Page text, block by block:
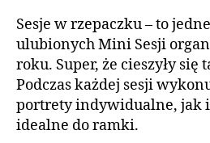
Sesje w rzepaczku – to
ulubionych Mini Sesji
roku. Super, że cieszyły się
Podczas każdej sesji
portrety indywidualne, jak
idealne do ramki.